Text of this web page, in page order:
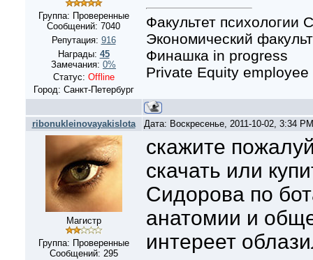
Группа: Проверенные
Сообщений: 7040
Репутация: 916
Награды: 45
Замечания: 0%
Статус: Offline
Город: Санкт-Петербург
Факультет психологии
Экономический
Финашка in progress
Private Equity employee
ribonukleinovayakislota Дата: Воскресенье, 2011-10-02, 3:34
Магистр
Группа: Проверенные
Сообщений: 295
скажите
скачать или
Сидорова по
анатомии и
интереет